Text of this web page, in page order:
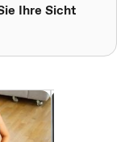
Ihre Sicht